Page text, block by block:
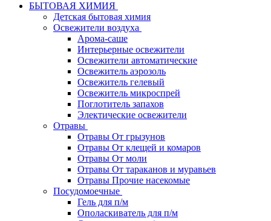
БЫТОВАЯ ХИМИЯ
Детская бытовая химия
Освежители воздуха
Арома-саше
Интерьерные освежители
Освежители автоматические
Освежитель аэрозоль
Освежитель гелевый
Освежитель микроспрей
Поглотитель запахов
Электические освежители
Отравы
Отравы От грызунов
Отравы От клещей и комаров
Отравы От моли
Отравы От тараканов и муравьев
Отравы Прочие насекомые
Посудомоечные
Гель для п/м
Ополаскиватель для п/м